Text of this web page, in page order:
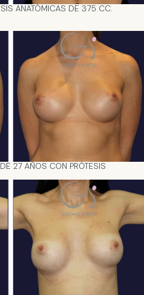
ANATÓMICAS DE 375 CC.
27 AÑOS CON PRÓTESIS